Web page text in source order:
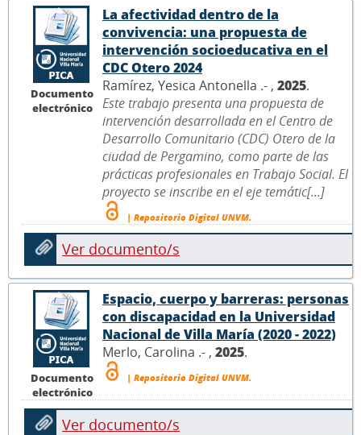
Documento
electrónico
La afectividad dentro de la
convivencia: una propuesta de
intervención socioeducativa en el
CDC Otero 2024
Ramírez, Yesica Antonella .- , 2025.
Este trabajo presenta una propuesta de
intervención desarrollada en el Centro de
Desarrollo Comunitario (CDC) Otero de la
ciudad de Pergamino, como parte de las
prácticas profesionales en Trabajo Social. El
proyecto se inscribe en el eje temátic[...]
| Repositorio Digital UNVM.
Ver documento/s
Documento
electrónico
Espacio, cuerpo y barreras: personas
con discapacidad en la Universidad
Nacional de Villa María (2020 - 2022)
Merlo, Carolina .- , 2025.
| Repositorio Digital UNVM.
Ver documento/s